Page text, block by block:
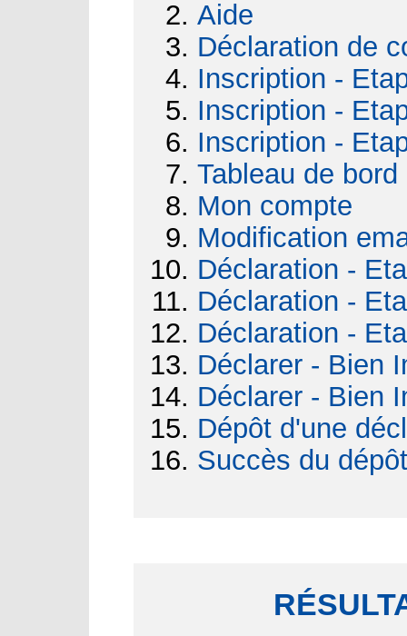
Aide
Déclaration de
Inscription -
Inscription -
Inscription -
Tableau de bord
Mon compte
Modification
Déclaration -
Déclaration -
Déclaration -
Déclarer - Bien
Déclarer - Bien
Dépôt d'une
Succès du